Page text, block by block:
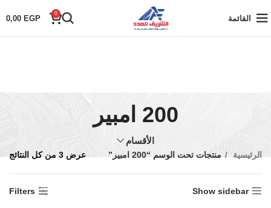
القائمة
0
0,00 EGP
200 امبير
الأقسام
الرئيسية منتجات تحت الوسم “200 امبير” عرض ⁦3⁩ من كل النتائج
Show sidebar
Filters